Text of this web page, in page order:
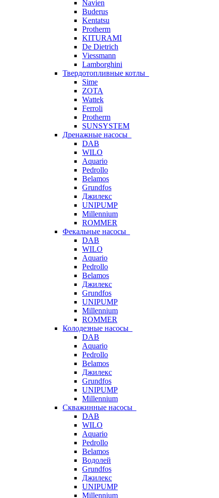
Navien
Buderus
Kentatsu
Protherm
KITURAMI
De Dietrich
Viessmann
Lamborghini
Твердотопливные котлы
Sime
ZOTA
Wattek
Ferroli
Protherm
SUNSYSTEM
Дренажные насосы
DAB
WILO
Aquario
Pedrollo
Belamos
Grundfos
Джилекс
UNIPUMP
Millennium
ROMMER
Фекальные насосы
DAB
WILO
Aquario
Pedrollo
Belamos
Джилекс
Grundfos
UNIPUMP
Millennium
ROMMER
Колодезные насосы
DAB
Aquario
Pedrollo
Belamos
Джилекс
Grundfos
UNIPUMP
Millennium
Скважинные насосы
DAB
WILO
Aquario
Pedrollo
Belamos
Водолей
Grundfos
Джилекс
UNIPUMP
Millennium